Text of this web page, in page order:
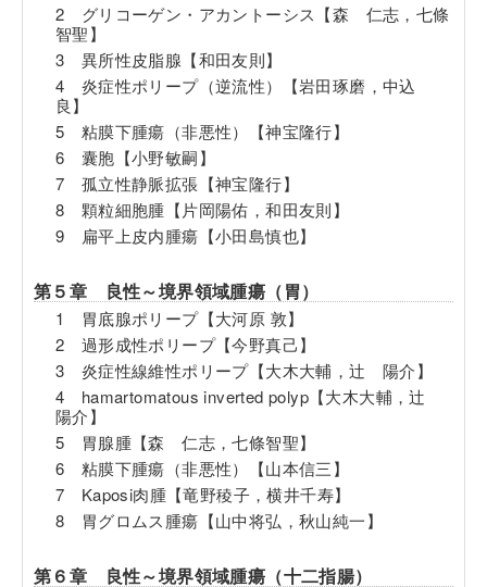
2 グリコーゲン・アカントーシス【森 仁志，七條
智聖】
3 異所性皮脂腺【和田友則】
4 炎症性ポリープ（逆流性）【岩田琢磨，中込
良】
5 粘膜下腫瘍（非悪性）【神宝隆行】
6 囊胞【小野敏嗣】
7 孤立性静脈拡張【神宝隆行】
8 顆粒細胞腫【片岡陽佑，和田友則】
9 扁平上皮内腫瘍【小田島慎也】
第５章 良性～境界領域腫瘍（胃）
1 胃底腺ポリープ【大河原 敦】
2 過形成性ポリープ【今野真己】
3 炎症性線維性ポリープ【大木大輔，辻 陽介】
4 hamartomatous inverted polyp【大木大輔，辻
陽介】
5 胃腺腫【森 仁志，七條智聖】
6 粘膜下腫瘍（非悪性）【山本信三】
7 Kaposi肉腫【竜野稜子，横井千寿】
8 胃グロムス腫瘍【山中将弘，秋山純一】
第６章 良性～境界領域腫瘍（十二指腸）